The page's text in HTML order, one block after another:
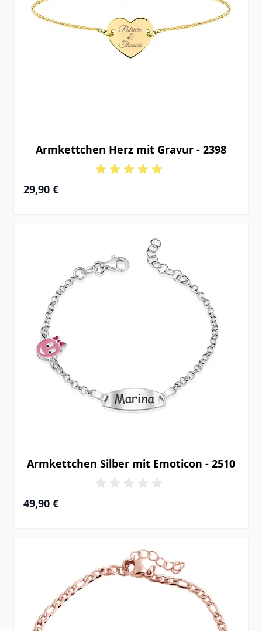
Armkettchen Herz mit Gravur - 2398
29,90 €
Armkettchen Silber mit Emoticon - 2510
49,90 €